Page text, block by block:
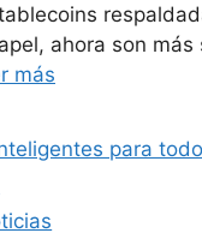
ahora son más
más
para